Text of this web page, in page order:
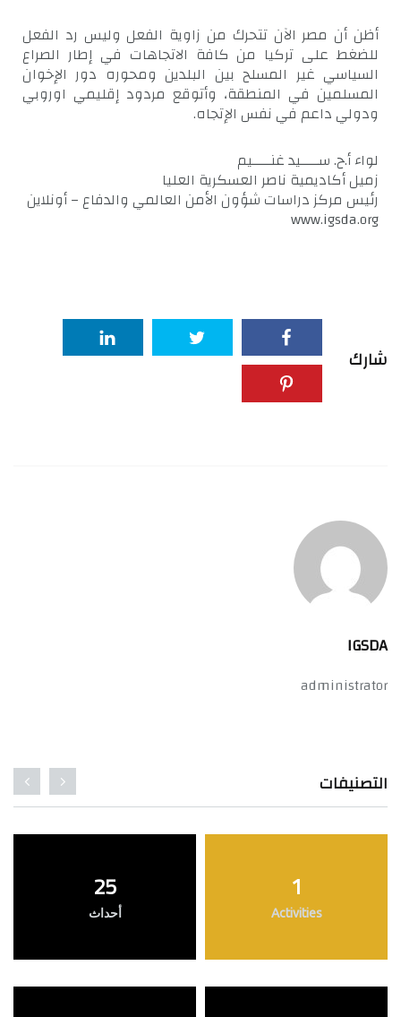
أظن أن مصر الآن تتحرك من زاوية الفعل وليس رد الفعل
للضغط على تركيا من كافة الاتجاهات في إطار الصراع
السياسي غير المسلح بين البلدين ومحوره دور الإخوان
المسلمين في المنطقة، وأتوقع مردود إقليمي اوروبي
ودولي داعم في نفس الإتجاه.
لواء أ.ح. ســــيد غنــــيم
زميل أكاديمية ناصر العسكرية العليا
رئيس مركز دراسات شؤون الأمن العالمي والدفاع – أونلاين
www.igsda.org
شارك
IGSDA
administrator
التصنيفات
1
Activities
25
أحداث